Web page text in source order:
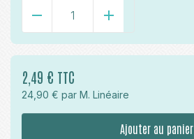
- +
2,49 € TTC
24,90 € par M. Linéaire
Ajouter au panier